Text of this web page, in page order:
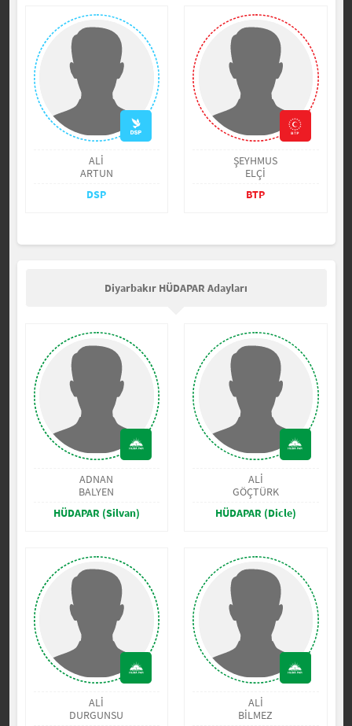
ALİ
ARTUN
DSP
ŞEYHMUS
ELÇİ
BTP
Diyarbakır HÜDAPAR Adayları
ADNAN
BALYEN
HÜDAPAR (Silvan)
ALİ
GÖÇTÜRK
HÜDAPAR (Dicle)
ALİ
DURGUNSU
ALİ
BİLMEZ